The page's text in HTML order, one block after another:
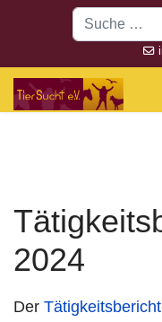
2024
Der